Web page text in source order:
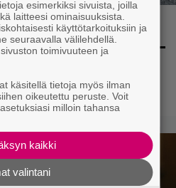
jaetaan
–
omasi
esimerkiksi sivuista, joilla
laitteesi ominaisuuksista.
käyttötarkoituksiin ja
seuraavalla välilehdellä.
toimivuuteen ja
käsitellä tietoja myös ilman
oikeutettu peruste. Voit
milloin tahansa
kaikki
valintani